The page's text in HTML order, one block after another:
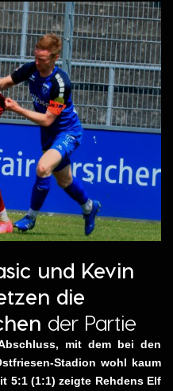
und Kevin
die
der Partie
mit dem bei den
Stadion wohl kaum
5:1 (1:1) zeigte Rehdens Elf